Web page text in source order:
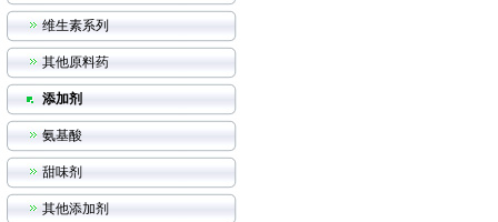
维生素系列
其他原料药
添加剂
氨基酸
甜味剂
其他添加剂